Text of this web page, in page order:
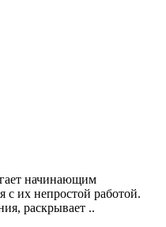
начинающим
с их непростой работой.
раскрывает ..